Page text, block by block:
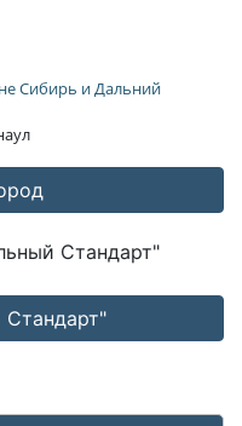
Сибирь и Дальний
Стандарт"
Стандарт"